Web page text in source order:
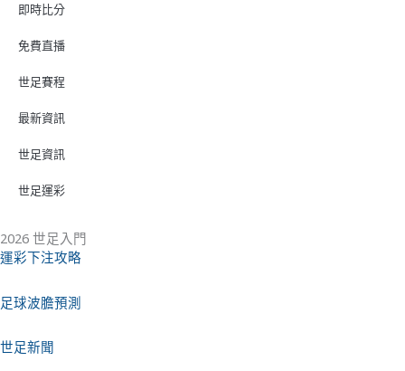
即時比分
免費直播
世足賽程
最新資訊
世足資訊
世足運彩
2026 世足入門
運彩下注攻略
足球波膽預測
世足新聞